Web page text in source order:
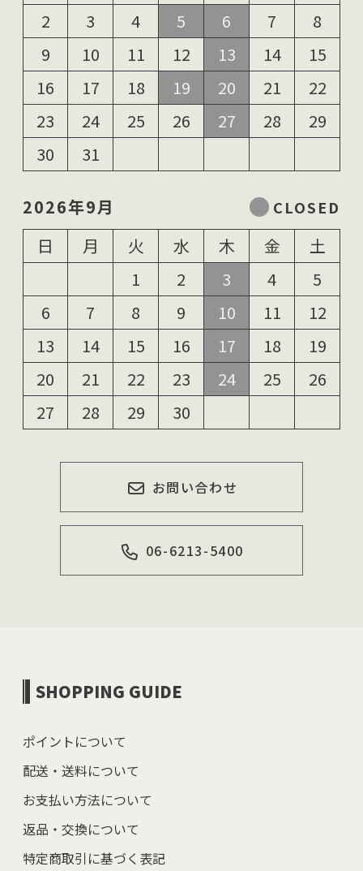
2
3 4 5 6 7
8
9
10 11 12 13 14
15
16
17 18 19 20 21
22
23
24 25 26 27 28
29
30
31
2026年9月
日
月 火 水 木 金
土
1
2 3 4
5
6
7 8 9 10 11
12
13
14 15 16 17 18
19
20
21 22 23 24 25
26
27
28 29 30
お問い合わせ
06-6213-5400
SHOPPING GUIDE
ポイントについて
配送・送料について
お支払い方法について
返品・交換について
特定商取引に基づく表記